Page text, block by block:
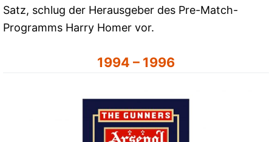
Satz, schlug der Herausgeber des Pre-Match-
Programms Harry Homer vor.
1994 – 1996